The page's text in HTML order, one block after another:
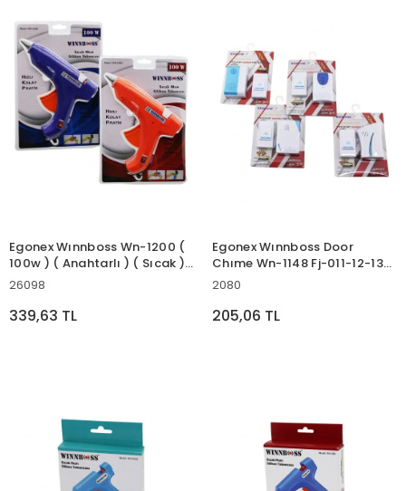
Egonex Wınnboss Wn-1200 (
100w ) ( Anahtarlı ) ( Sıcak )
( Kalın Mum ) Silikon
26098
339,63 TL
Egonex Wınnboss Door
Chıme Wn-1148 Fj-011-12-13-
14 Gp-1766 ( Wireles
100mt Çekim Alanı ) ( Pil=12v
23a )*120
2080
205,06 TL